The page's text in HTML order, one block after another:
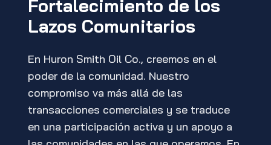
Fortalecimiento de los
Lazos Comunitarios
En Huron Smith Oil Co., creemos en el
poder de la comunidad. Nuestro
compromiso va más allá de las
transacciones comerciales y se traduce
en una participación activa y un apoyo a